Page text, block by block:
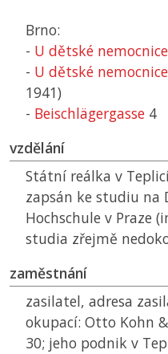
Brno:
- U dětské nemocnice
- U dětské nemocnice
1941)
- Beischlägergasse 4
vzdělání
Státní reálka v
zapsán ke studiu na
Hochschule v Praze
studia zřejmě
zaměstnání
zasilatel, adresa
okupací: Otto Kohn
30; jeho podnik v